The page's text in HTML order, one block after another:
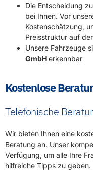
Die Entscheidung
bei Ihnen. Vor
Kostenschätzung,
Preisstruktur auf
Unsere Fahrzeuge
GmbHerkennbar
Kostenlose
Telefonische
Wir bieten Ihnen eine
Beratung an. Unser
Verfügung, um alle Ihre
hilfreiche Tipps zu geben.